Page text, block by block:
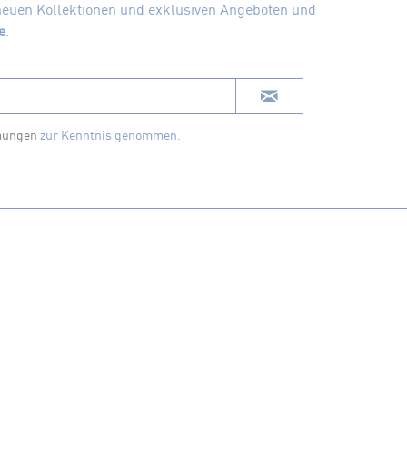
Kollektionen und exklusiven Angeboten und
.
zur Kenntnis genommen.